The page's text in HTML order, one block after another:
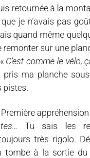
retournée à la
je n’avais pas
quand même
sur une
C’est comme le vélo,
pris ma planche
pistes.
appréhension
Tu sais les
très rigolo.
tombe à la sortie du